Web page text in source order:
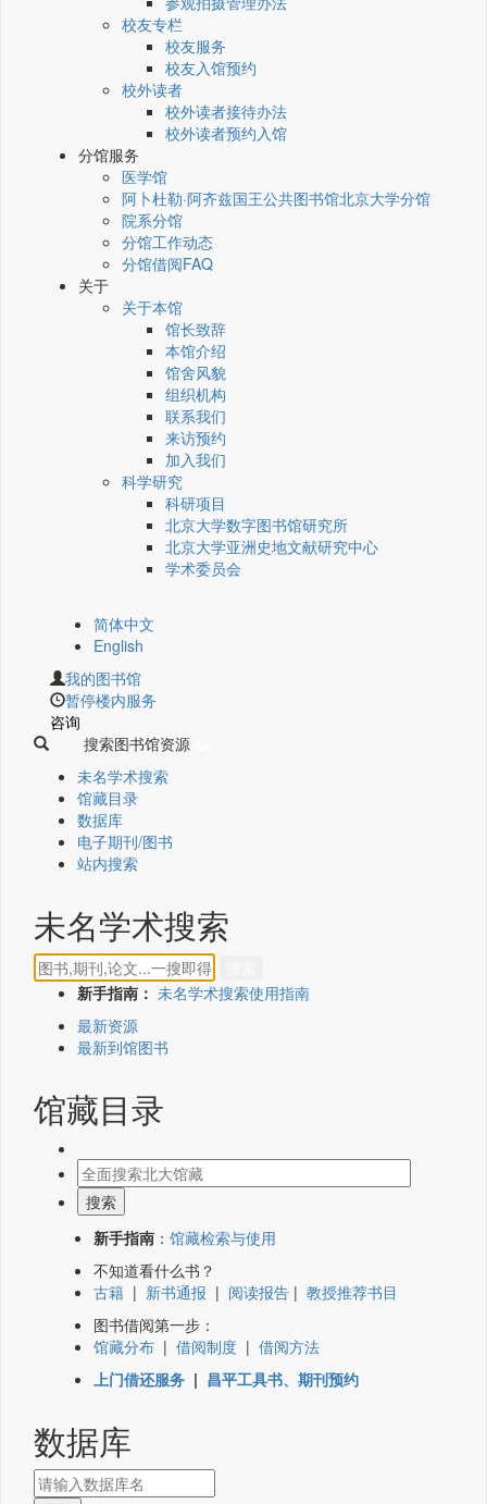
校友专栏
校友服务
校友入馆预约
校外读者
校外读者接待办法
校外读者预约入馆
分馆服务
医学馆
阿卜杜勒·阿齐兹国王公共图书馆北京大学分馆
院系分馆
分馆工作动态
分馆借阅FAQ
关于
关于本馆
馆长致辞
本馆介绍
馆舍风貌
组织机构
联系我们
来访预约
加入我们
科学研究
科研项目
北京大学数字图书馆研究所
北京大学亚洲史地文献研究中心
学术委员会
简体中文
English
我的图书馆
暂停楼内服务
咨询
搜索图书馆资源
未名学术搜索
馆藏目录
数据库
电子期刊/图书
站内搜索
未名学术搜索
新手指南： 未名学术搜索使用指南
最新资源
最新到馆图书
馆藏目录
新手指南 ： 馆藏检索与使用
不知道看什么书？
古籍 | 新书通报 | 阅读报告 | 教授推荐书目
图书借阅第一步：
馆藏分布 | 借阅制度 | 借阅方法
上门借还服务 | 昌平工具书、期刊预约
数据库